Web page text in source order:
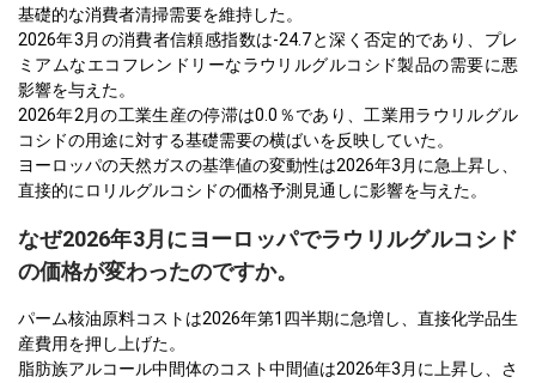
基礎的な消費者清掃需要を維持した。
2026年3月の消費者信頼感指数は-24.7と深く否定的であり、プレ
ミアムなエコフレンドリーなラウリルグルコシド製品の需要に悪
影響を与えた。
2026年2月の工業生産の停滞は0.0％であり、工業用ラウリルグル
コシドの用途に対する基礎需要の横ばいを反映していた。
ヨーロッパの天然ガスの基準値の変動性は2026年3月に急上昇し、
直接的にロリルグルコシドの価格予測見通しに影響を与えた。
なぜ2026年3月にヨーロッパでラウリルグルコシド
の価格が変わったのですか。
パーム核油原料コストは2026年第1四半期に急増し、直接化学品生
産費用を押し上げた。
脂肪族アルコール中間体のコスト中間値は2026年3月に上昇し、さ